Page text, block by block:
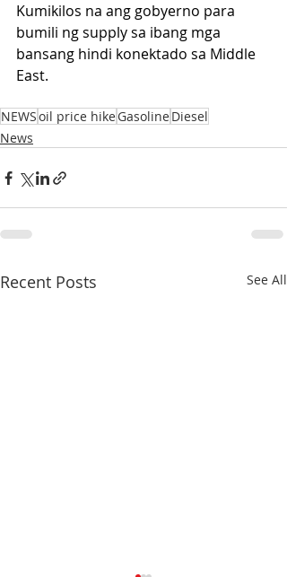
Kumikilos na ang gobyerno para
bumili ng supply sa ibang mga
bansang hindi konektado sa Middle
East.
NEWSoil price hikeGasolineDiesel
News
Recent Posts See All